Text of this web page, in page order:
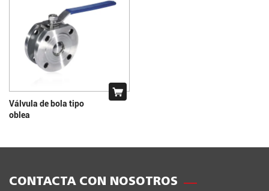
Válvula de bola tipo
oblea
CONTACTA CON NOSOTROS